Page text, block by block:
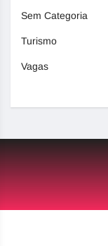
Sem Categoria
Turismo
Vagas